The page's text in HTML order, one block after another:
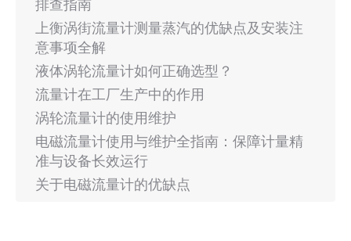
排查指南
上衡涡街流量计测量蒸汽的优缺点及安装注
意事项全解
液体涡轮流量计如何正确选型？
流量计在工厂生产中的作用
涡轮流量计的使用维护
电磁流量计使用与维护全指南：保障计量精
准与设备长效运行
关于电磁流量计的优缺点